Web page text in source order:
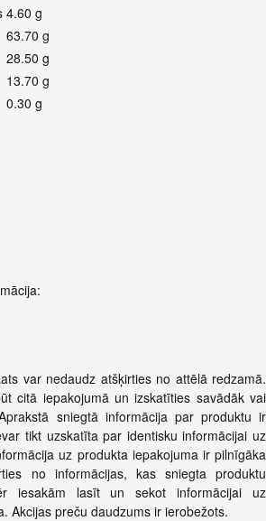
4.60 g
63.70 g
28.50 g
13.70 g
0.30 g
var nedaudz atšķirties no attēlā redzamā.
citā iepakojumā un izskatīties savādāk vai
sniegtā informācija par produktu ir
tikt uzskatīta par identisku informācijai uz
uz produkta iepakojuma ir pilnīgāka
no informācijas, kas sniegta produktu
iesakām lasīt un sekot informācijai uz
Akcijas preču daudzums ir ierobežots.